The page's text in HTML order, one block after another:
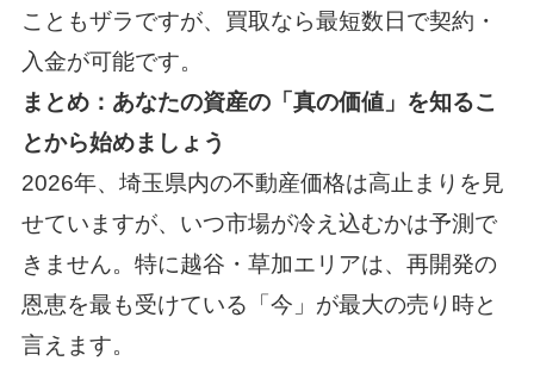
こともザラですが、買取なら最短数日で契約・
入金が可能です。
まとめ：あなたの資産の「真の価値」を知るこ
とから始めましょう
2026年、埼玉県内の不動産価格は高止まりを見
せていますが、いつ市場が冷え込むかは予測で
きません。特に越谷・草加エリアは、再開発の
恩恵を最も受けている「今」が最大の売り時と
言えます。